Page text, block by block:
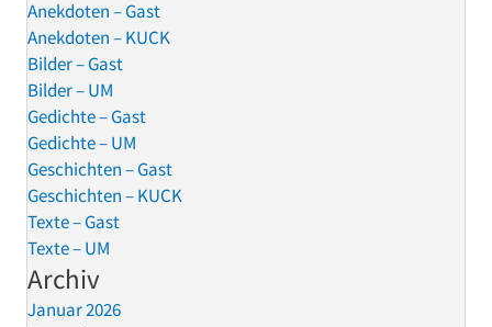
Anekdoten – Gast
Anekdoten – KUCK
Bilder – Gast
Bilder – UM
Gedichte – Gast
Gedichte – UM
Geschichten – Gast
Geschichten – KUCK
Texte – Gast
Texte – UM
Archiv
Januar 2026